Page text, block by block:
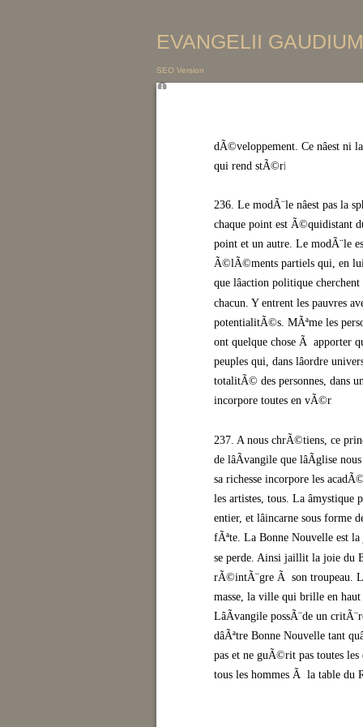
EVANGELII
dÃ©veloppement. Ce nâest
qui rend stÃ©rile.
236. Le modÃ¨le nâest pas la
chaque point est Ã©quidistant
point et un autre. Le modÃ¨le
Ã©lÃ©ments partiels qui, en
que lâaction politique
chacun. Y entrent les pauvres
potentialitÃ©s. MÃªme les
ont quelque chose Ã apporter
peuples qui, dans lâordre
totalitÃ© des personnes, dans
incorpore toutes en vÃ©ritÃ©.
237. A nous chrÃ©tiens, ce
de lâÃvangile que
sa richesse incorpore les
les artistes, tous. La âmystique
entier, et lâincarne sous
fÃªte. La Bonne Nouvelle est la
se perde. Ainsi jaillit la joie du
rÃ©intÃ¨gre Ã son troupeau.
masse, la ville qui brille en
LâÃvangile possÃ¨de un
dâÃªtre Bonne Nouvelle tant
pas et ne guÃ©rit pas toutes les
tous les hommes Ã la table du
SEO Version